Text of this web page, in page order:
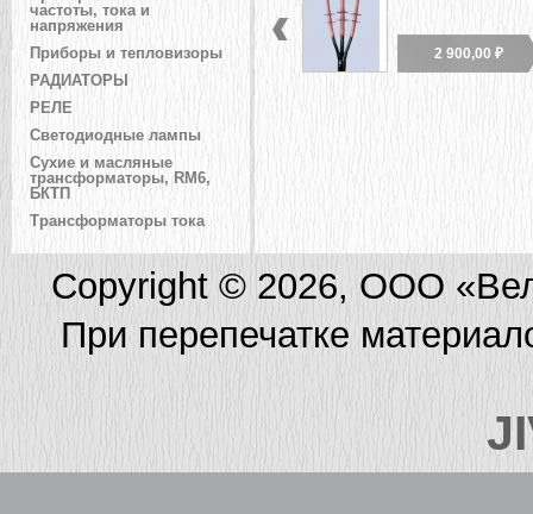
частоты, тока и
напряжения
Приборы и тепловизоры
РАДИАТОРЫ
РЕЛЕ
Светодиодные лампы
Сухие и масляные
трансформаторы, RM6,
БКТП
Трансформаторы тока
2 900,00 ₽
Copyright © 2026, ООО
При перепечатке